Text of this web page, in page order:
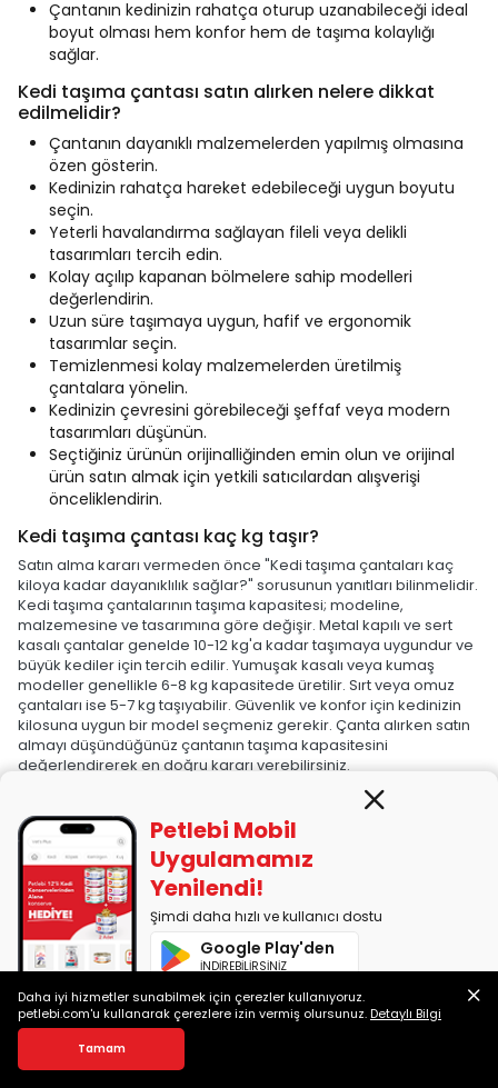
Çantanın kedinizin rahatça oturup uzanabileceği ideal
boyut olması hem konfor hem de taşıma kolaylığı
sağlar.
Kedi taşıma çantası satın alırken nelere dikkat
edilmelidir?
Çantanın dayanıklı malzemelerden yapılmış olmasına
özen gösterin.
Kedinizin rahatça hareket edebileceği uygun boyutu
seçin.
Yeterli havalandırma sağlayan fileli veya delikli
tasarımları tercih edin.
Kolay açılıp kapanan bölmelere sahip modelleri
değerlendirin.
Uzun süre taşımaya uygun, hafif ve ergonomik
tasarımlar seçin.
Temizlenmesi kolay malzemelerden üretilmiş
çantalara yönelin.
Kedinizin çevresini görebileceği şeffaf veya modern
tasarımları düşünün.
Seçtiğiniz ürünün orijinalliğinden emin olun ve orijinal
ürün satın almak için yetkili satıcılardan alışverişi
önceliklendirin.
Kedi taşıma çantası kaç kg taşır?
Satın alma kararı vermeden önce "Kedi taşıma çantaları kaç
kiloya kadar dayanıklılık sağlar?" sorusunun yanıtları bilinmelidir.
Kedi taşıma çantalarının taşıma kapasitesi; modeline,
malzemesine ve tasarımına göre değişir. Metal kapılı ve sert
kasalı çantalar genelde 10-12 kg'a kadar taşımaya uygundur ve
büyük kediler için tercih edilir. Yumuşak kasalı veya kumaş
modeller genellikle 6-8 kg kapasitede üretilir. Sırt veya omuz
çantaları ise 5-7 kg taşıyabilir. Güvenlik ve konfor için kedinizin
kilosuna uygun bir model seçmeniz gerekir. Çanta alırken satın
almayı düşündüğünüz çantanın taşıma kapasitesini
değerlendirerek en doğru kararı verebilirsiniz.
Kedi taşıma çantalarının temizliği nasıl yapılır?
Kedi taşıma çantalarını temizlerken ilk adım, çantanın tüm
parçalarını (yastık, minder, kapı gibi) ayırarak yıkama
talimatlarını kontrol etmektir. Kumaş çantalar genellikle elde
veya makinede yıkanabilirken sert plastik modeller sabunlu
suyla silinerek temizlenebilir. Çantanın iç ve dış yüzeylerini
yumuşak bir bez ve evcil hayvanlar için güvenli bir temizlik
solüsyonuyla silmek önemlidir. Kötü kokuları gidermek için sirke
ve su karışımı kullanılabilir. Temizlik sonrası çantayı tamamen
kurutmak, küf ve bakteri oluşumunu önler.
Sağlıklı kedi taşıma çantası hangi materyallerden
üretilmektedir?
Sert plastik, sağlamlığı ve kolay temizlenebilir yapısıyla sıkça
Petlebi Mobil
Uygulamamız
Yenilendi!
Şimdi daha hızlı ve kullanıcı dostu
Google Play'den
İNDİREBİLİRSİNİZ
App Store'dan
Daha iyi hizmetler sunabilmek için çerezler kullanıyoruz.
petlebi.com'u kullanarak çerezlere izin vermiş olursunuz.Detaylı Bilgi
Tamam